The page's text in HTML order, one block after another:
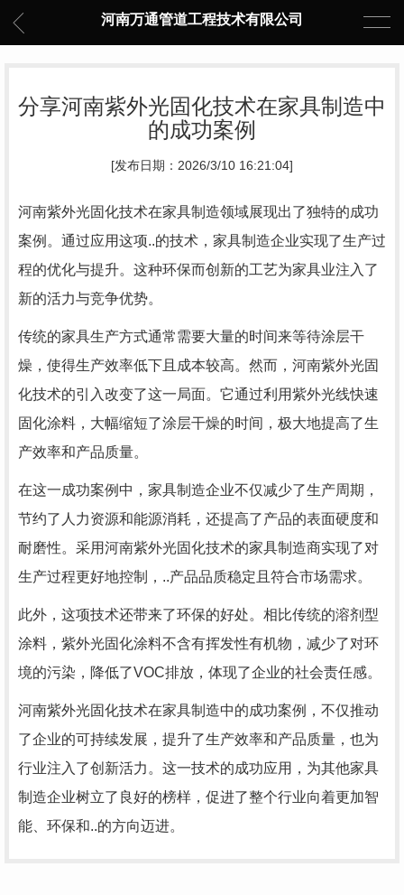
河南万通管道工程技术有限公司
分享河南紫外光固化技术在家具制造中
的成功案例
[发布日期：2026/3/10 16:21:04]
河南紫外光固化技术在家具制造领域展现出了独特的成功
案例。通过应用这项..的技术，家具制造企业实现了生产过
程的优化与提升。这种环保而创新的工艺为家具业注入了
新的活力与竞争优势。
传统的家具生产方式通常需要大量的时间来等待涂层干
燥，使得生产效率低下且成本较高。然而，河南紫外光固
化技术的引入改变了这一局面。它通过利用紫外光线快速
固化涂料，大幅缩短了涂层干燥的时间，极大地提高了生
产效率和产品质量。
在这一成功案例中，家具制造企业不仅减少了生产周期，
节约了人力资源和能源消耗，还提高了产品的表面硬度和
耐磨性。采用河南紫外光固化技术的家具制造商实现了对
生产过程更好地控制，..产品品质稳定且符合市场需求。
此外，这项技术还带来了环保的好处。相比传统的溶剂型
涂料，紫外光固化涂料不含有挥发性有机物，减少了对环
境的污染，降低了VOC排放，体现了企业的社会责任感。
河南紫外光固化技术在家具制造中的成功案例，不仅推动
了企业的可持续发展，提升了生产效率和产品质量，也为
行业注入了创新活力。这一技术的成功应用，为其他家具
制造企业树立了良好的榜样，促进了整个行业向着更加智
能、环保和..的方向迈进。